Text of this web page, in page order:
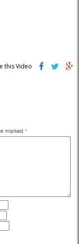
this Video
marked *